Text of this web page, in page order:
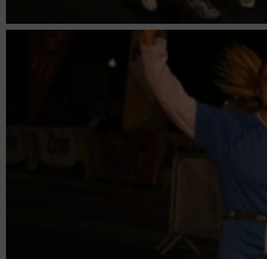
Verwendung genauer
Geräte anhand von aktiv
Informationen identifizieren
Nicht-IAB-Verarbeitungszwecke: